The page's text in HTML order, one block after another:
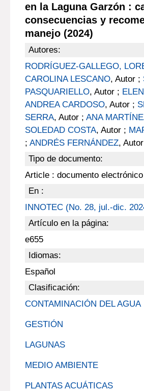
en la Laguna Garzón :
consecuencias y
manejo (2024)
Autores:
RODRÍGUEZ-GALLEGO,
CAROLINA LESCANO, Autor ;
PASQUARIELLO, Autor ;
ANDREA CARDOSO, Autor ;
SERRA, Autor ; ANA
SOLEDAD COSTA, Autor ;
; ANDRÉS FERNÁNDEZ, Autor
Tipo de documento:
Article : documento electrónico
En :
INNOTEC (No. 28, jul.-dic.
Artículo en la página:
e655
Idiomas:
Español
Clasificación:
CONTAMINACIÓN DEL AGUA
GESTIÓN
LAGUNAS
MEDIO AMBIENTE
PLANTAS ACUÁTICAS